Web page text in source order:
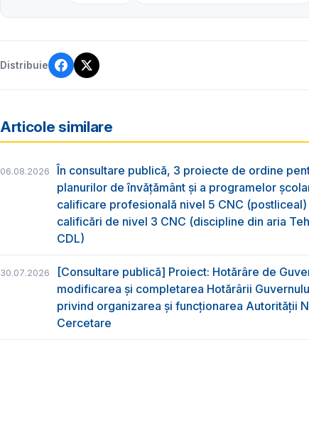
Distribuie
Articole similare
06.08.2026
În consultare publică, 3 proiecte de ordine
planurilor de învățământ și a programelor
calificare profesională nivel 5 CNC (postliceal)
calificări de nivel 3 CNC (discipline din aria
CDL)
30.07.2026
[Consultare publică] Proiect: Hotărâre de
modificarea și completarea Hotărârii
privind organizarea şi funcţionarea Autorităţii
Cercetare